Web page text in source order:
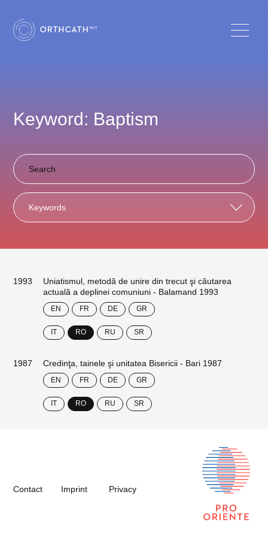
Keyword: Baptism
Keywords
1993
Uniatismul, metodă de unire din trecut şi căutarea
actuală a deplinei comuniuni - Balamand 1993
EN FR DE GR
IT RO RU SR
1987 Credinţa, tainele şi unitatea Bisericii - Bari 1987
EN FR DE GR
IT RO RU SR
Contact Imprint Privacy